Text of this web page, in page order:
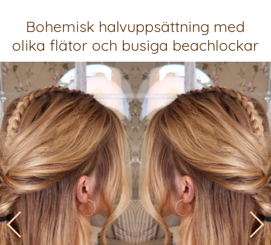
Bohemisk halvuppsättning med
olika flätor och busiga beachlockar